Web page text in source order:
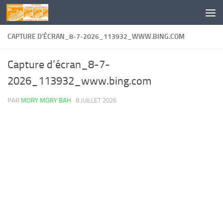
Skip to content
CAPTURE D’ÉCRAN_8-7-2026_113932_WWW.BING.COM
Capture d’écran_8-7-
2026_113932_www.bing.com
PAR MORY MORY BAH · 8 JUILLET 2026